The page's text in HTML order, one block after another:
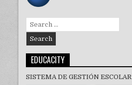
Search
for:
EDUCACITY
SISTEMA DE GESTIÓN ESCOLAR